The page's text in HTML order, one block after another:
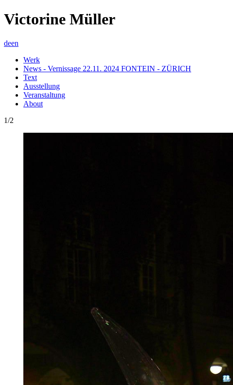
Victorine Müller
deen
Werk
News - Vernissage 22.11. 2024 FONTEIN - ZÜRICH
Text
Ausstellung
Veranstaltung
About
1/2